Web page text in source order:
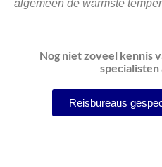
algemeen de warmste
Nog niet zoveel kennis
Reisbureaus